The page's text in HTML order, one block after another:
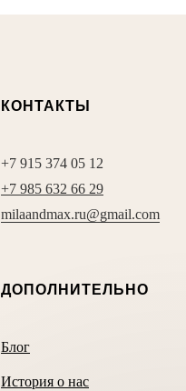
КОНТАКТЫ
+7 915 374 05 12
+7 985 632 66 29
milaandmax.ru@gmail.com
ДОПОЛНИТЕЛЬНО
Блог
История о нас